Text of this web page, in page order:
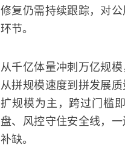
修复仍需持续跟踪，对
环节。
从千亿体量冲刺万亿规
从拼规模速度到拼发展
扩规模为主，跨过门槛
盘、风控守住安全线，
补缺。